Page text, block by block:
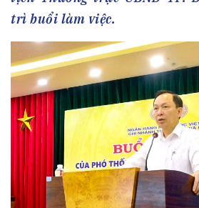
trì buổi làm việc.